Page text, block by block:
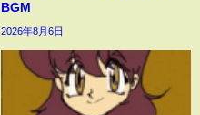
BGM
2026年8月6日